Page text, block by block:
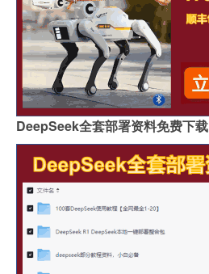
DeepSeek全套部署资料免费下载